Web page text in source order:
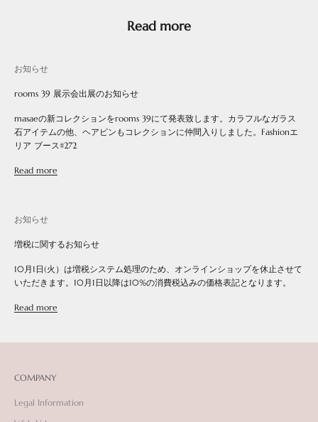
Read more
お知らせ
rooms 39 展示会出展のお知らせ
masaeの新コレクションをrooms 39にて発表致します。カラフルなガラス
石アイテムの他、ヘアピンもコレクションに仲間入りしました。Fashionエ
リア ブース#272
Read more
お知らせ
増税に関するお知らせ
10月1日(火）は増税システム処理のため、オンラインショップを休止させて
いただきます。10月1日以降は10%の消費税込みの価格表記となります。
Read more
COMPANY
Legal Information